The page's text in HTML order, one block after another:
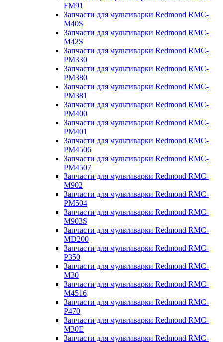
FM91
Запчасти для мультиварки Redmond RMC-
M40S
Запчасти для мультиварки Redmond RMC-
M42S
Запчасти для мультиварки Redmond RMC-
PM330
Запчасти для мультиварки Redmond RMC-
PM380
Запчасти для мультиварки Redmond RMC-
PM381
Запчасти для мультиварки Redmond RMC-
PM400
Запчасти для мультиварки Redmond RMC-
PM401
Запчасти для мультиварки Redmond RMC-
PM4506
Запчасти для мультиварки Redmond RMC-
PM4507
Запчасти для мультиварки Redmond RMC-
M902
Запчасти для мультиварки Redmond RMC-
PM504
Запчасти для мультиварки Redmond RMC-
M903S
Запчасти для мультиварки Redmond RMC-
MD200
Запчасти для мультиварки Redmond RMC-
P350
Запчасти для мультиварки Redmond RMC-
M30
Запчасти для мультиварки Redmond RMC-
M4516
Запчасти для мультиварки Redmond RMC-
P470
Запчасти для мультиварки Redmond RMC-
M30E
Запчасти для мультиварки Redmond RMC-